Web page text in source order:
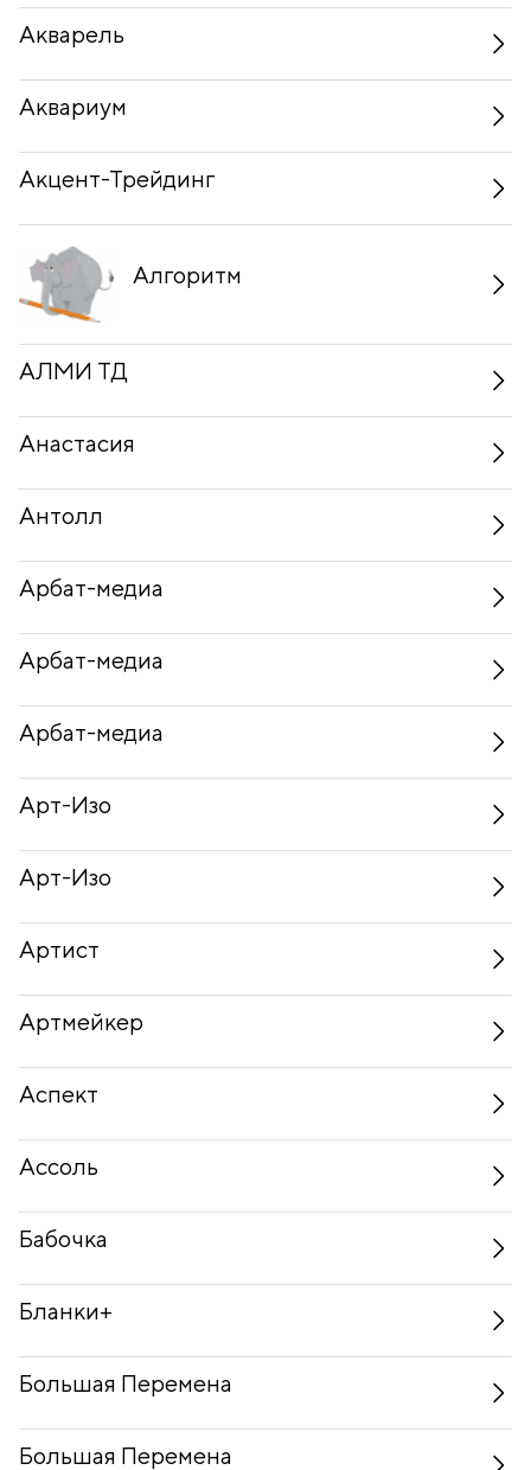
Акварель
Аквариум
Акцент-Трейдинг
Алгоритм
АЛМИ ТД
Анастасия
Антолл
Арбат-медиа
Арбат-медиа
Арбат-медиа
Арт-Изо
Арт-Изо
Артист
Артмейкер
Аспект
Ассоль
Бабочка
Бланки+
Большая Перемена
Большая Перемена